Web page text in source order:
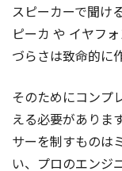
スピーカーで聞け
ピーカ や イヤフ
づらさは致命的に
そのためにコンプ
える必要がありま
サーを制すものは
い、プロのエンジ